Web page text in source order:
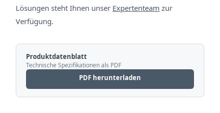
Lösungen steht Ihnen unser Expertenteam zur
Verfügung.
Produktdatenblatt
Technische Spezifikationen als PDF
PDF herunterladen